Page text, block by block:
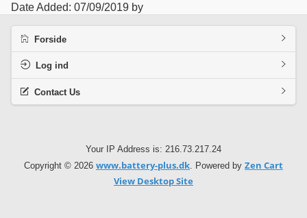
Date Added: 07/09/2019 by
Forside
Log ind
Contact Us
Your IP Address is: 216.73.217.24
Copyright © 2026 www.battery-plus.dk . Powered by Zen Cart
View Desktop Site